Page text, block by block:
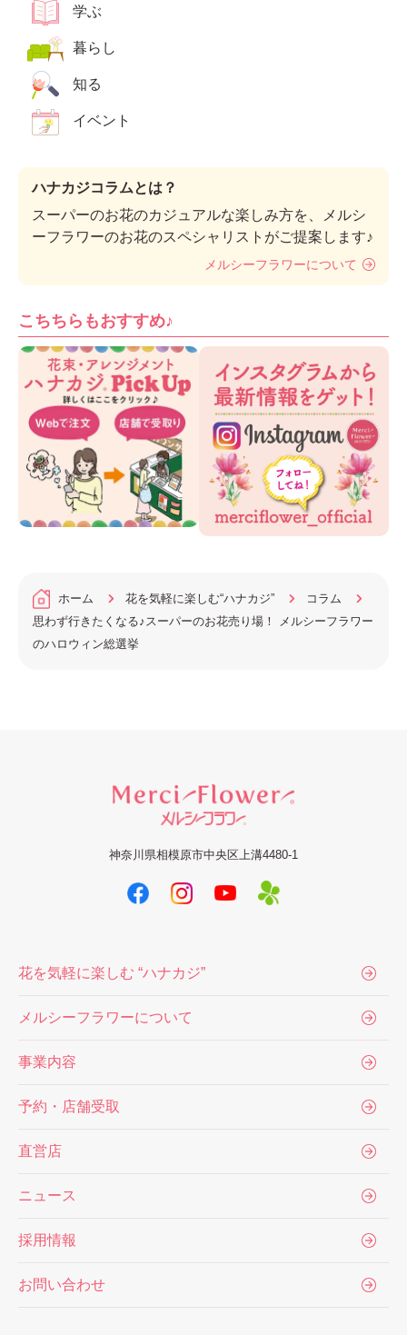
学ぶ
暮らし
知る
イベント
ハナカジコラムとは？
スーパーのお花のカジュアルな楽しみ方を、メルシ
ーフラワーのお花のスペシャリストがご提案します♪
メルシーフラワーについて
こちちらもおすすめ♪
ホーム 花を気軽に楽しむ“ハナカジ”
コラム
思わず行きたくなる♪スーパーのお花売り場！ メルシーフラワー
のハロウィン総選挙
神奈川県相模原市中央区上溝4480-1
花を気軽に楽しむ “ハナカジ”
メルシーフラワーについて
事業内容
予約・店舗受取
直営店
ニュース
採用情報
お問い合わせ